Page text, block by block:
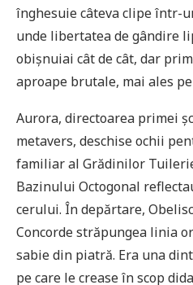
înghesuie câteva clipe într-
unde libertatea de gândire
obișnuiai cât de cât, dar
aproape brutale, mai ales
Aurora, directoarea primei
metavers, deschise ochii
familiar al Grădinilor
Bazinului Octogonal
cerului. În depărtare,
Concorde străpungea linia
sabie din piatră. Era una
pe care le crease în scop